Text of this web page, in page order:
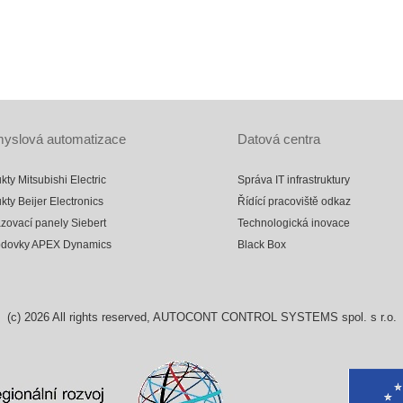
automatizace
Mitsubishi Electric
Beijer Electronics
panely Siebert
APEX Dynamics
Datová centra
Správa IT infrastruktury
Řídící pracoviště odkaz
Technologická inovace
Black Box
(c) 2026All rights reserved, AUTOCONT CONTROL SYSTEMS spol. s r.o.